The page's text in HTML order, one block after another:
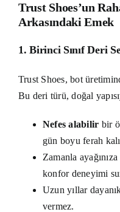
Trust Shoes’un
Arkasındaki Emek
1. Birinci Sınıf Deri
Trust Shoes, bot
Bu deri türü, doğal
Nefes alabilir bir
gün boyu ferah
Zamanla
konfor deneyimi
Uzun yıllar
vermez.